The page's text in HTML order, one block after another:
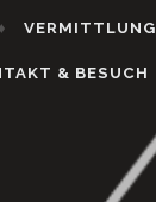
VERMITTLUNG
& BESUCH